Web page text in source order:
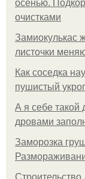
осенью.
очистками
Замиокулькас
листочки
Как соседка
пушистый
А я себе такой
дровами
Заморозка